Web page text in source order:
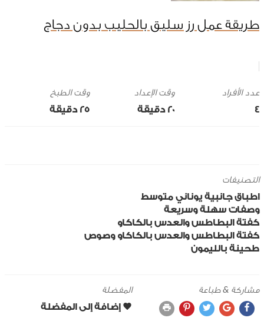
طريقة عمل رز سليق بالحليب بدون دجاج
4
وقت الإعداد
20 ‎دقيقة
وقت الطبخ
25 ‎دقيقة
التصنيفات
اطباق جانبية يوناني متوسط
وصفات سهلة وسريعة
كفتة البطاطس والعدس بالكاكاو
كفتة البطاطس والعدس بالكاكاو وصوص
طحينة بالليمون
مشاركة & طباعة المفضلة